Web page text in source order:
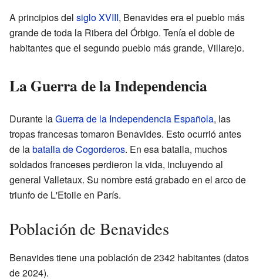
A principios del siglo XVIII, Benavides era el pueblo más
grande de toda la Ribera del Órbigo. Tenía el doble de
habitantes que el segundo pueblo más grande, Villarejo.
La Guerra de la Independencia
Durante laGuerra de la Independencia Española, las
tropas francesas tomaron Benavides. Esto ocurrió antes
de labatalla de Cogorderos. En esa batalla, muchos
soldados franceses perdieron la vida, incluyendo al
general Valletaux. Su nombre está grabado en el arco de
triunfo de L'Etoile en París.
Población de Benavides
Benavides tiene una población de 2342 habitantes (datos
de 2024).